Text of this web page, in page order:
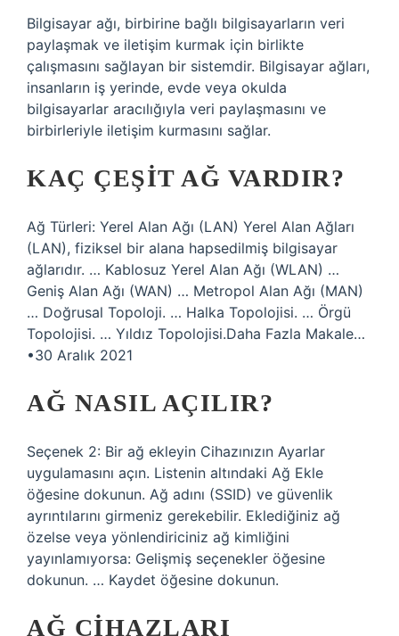
Bilgisayar ağı, birbirine bağlı bilgisayarların veri
paylaşmak ve iletişim kurmak için birlikte
çalışmasını sağlayan bir sistemdir. Bilgisayar ağları,
insanların iş yerinde, evde veya okulda
bilgisayarlar aracılığıyla veri paylaşmasını ve
birbirleriyle iletişim kurmasını sağlar.
KAÇ ÇEŞIT AĞ VARDIR?
Ağ Türleri: Yerel Alan Ağı (LAN) Yerel Alan Ağları
(LAN), fiziksel bir alana hapsedilmiş bilgisayar
ağlarıdır. … Kablosuz Yerel Alan Ağı (WLAN) …
Geniş Alan Ağı (WAN) … Metropol Alan Ağı (MAN)
… Doğrusal Topoloji. … Halka Topolojisi. … Örgü
Topolojisi. … Yıldız Topolojisi.Daha Fazla Makale…
•30 Aralık 2021
AĞ NASIL AÇILIR?
Seçenek 2: Bir ağ ekleyin Cihazınızın Ayarlar
uygulamasını açın. Listenin altındaki Ağ Ekle
öğesine dokunun. Ağ adını (SSID) ve güvenlik
ayrıntılarını girmeniz gerekebilir. Eklediğiniz ağ
özelse veya yönlendiriciniz ağ kimliğini
yayınlamıyorsa: Gelişmiş seçenekler öğesine
dokunun. … Kaydet öğesine dokunun.
AĞ CIHAZLARI